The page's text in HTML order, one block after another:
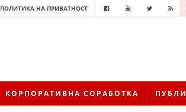
ПОЛИТИКА НА ПРИВАТНОСТ
КОРПОРАТИВНА СОРАБОТКА